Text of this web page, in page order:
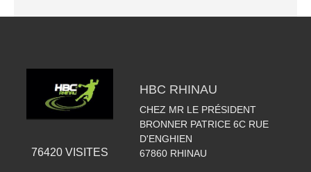
76420VISITES
HBC RHINAU
CHEZ MR LE PRÉSIDENT
BRONNER PATRICE 6C RUE
D'ENGHIEN
67860 RHINAU